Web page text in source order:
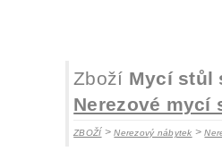
Zboží Mycí stůl
Nerezové mycí
ZBOŽÍ>Nerezový nábytek >